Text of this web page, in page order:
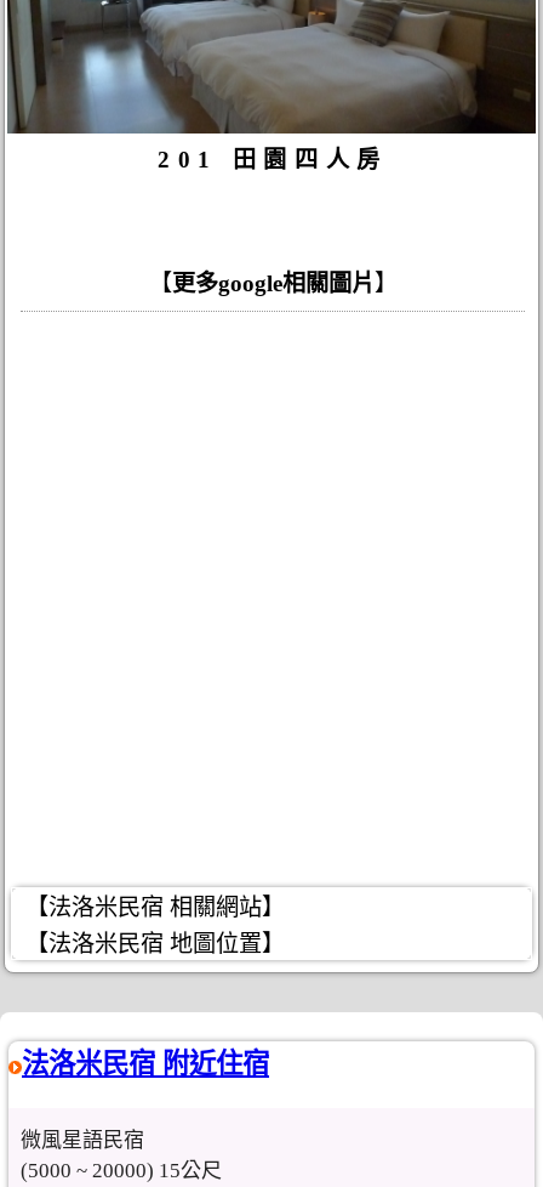
201 田園四人房
【更多google相關圖片 】
【法洛米民宿 相關網站】
【法洛米民宿 地圖位置】
法洛米民宿 附近住宿
微風星語民宿
(5000 ~ 20000) 15公尺